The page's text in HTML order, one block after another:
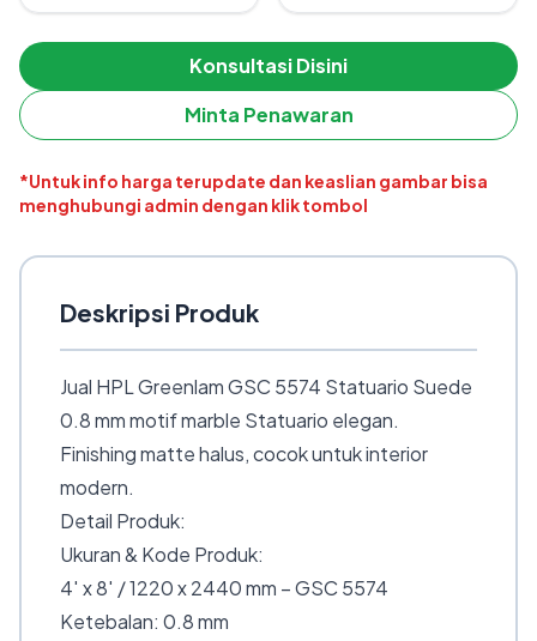
Konsultasi Disini
Minta Penawaran
*Untuk info harga terupdate dan keaslian gambar bisa
menghubungi admin dengan klik tombol
Deskripsi Produk
Jual HPL Greenlam GSC 5574 Statuario Suede
0.8 mm motif marble Statuario elegan.
Finishing matte halus, cocok untuk interior
modern.
Detail Produk:
Ukuran & Kode Produk:
4′ x 8′ / 1220 x 2440 mm – GSC 5574
Ketebalan: 0.8 mm